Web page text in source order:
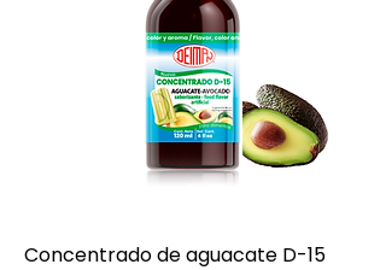
Concentrado de aguacate D-15